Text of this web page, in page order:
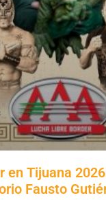
en Tijuana
Fausto